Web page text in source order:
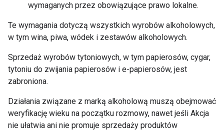
wymaganych przez obowiązujące prawo lokalne.
Te wymagania dotyczą wszystkich wyrobów alkoholowych,
w tym wina, piwa, wódek i zestawów alkoholowych.
Sprzedaż wyrobów tytoniowych, w tym papierosów, cygar,
tytoniu do zwijania papierosów i e-papierosów, jest
zabroniona.
Działania związane z marką alkoholową muszą obejmować
weryfikację wieku na początku rozmowy, nawet jeśli Akcja
nie ułatwia ani nie promuje sprzedaży produktów